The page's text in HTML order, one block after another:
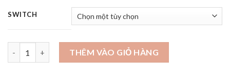
SWITCH
Bàn phím cơ AKKO MonsGeek MG108 Black&Pink (RGB / AKKO
THÊM VÀO GIỎ HÀNG